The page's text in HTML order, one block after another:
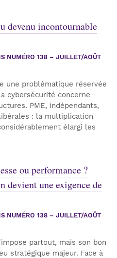
devenu incontournable
NUMÉRO 138 – JUILLET/AOÛT
une problématique réservée
cybersécurité concerne
PME, indépendants,
: la multiplication
élargi les
ou performance ?
devient une exigence de
NUMÉRO 138 – JUILLET/AOÛT
partout, mais son bon
stratégique majeur. Face à